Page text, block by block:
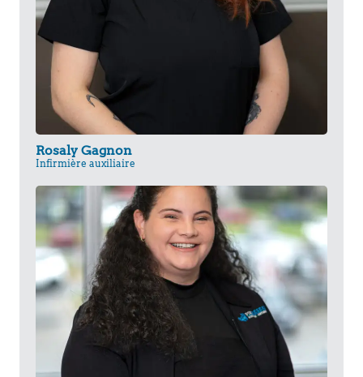
Rosaly Gagnon
Infirmière auxiliaire